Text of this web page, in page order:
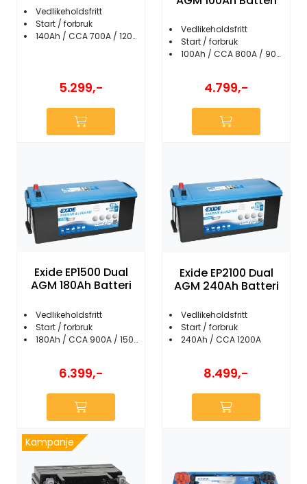
Vedlikeholdsfritt
Start / forbruk
140Ah / CCA 700A / 1200Wh
5.299,-
Vedlikeholdsfritt
Start / forbruk
100Ah / CCA 800A / 900Wh
4.799,-
Exide EP1500 Dual
AGM 180Ah Batteri
Vedlikeholdsfritt
Start / forbruk
180Ah / CCA 900A / 1500Wh
6.399,-
Exide EP2100 Dual
AGM 240Ah Batteri
Vedlikeholdsfritt
Start / forbruk
240Ah / CCA 1200A
8.499,-
Kampanje